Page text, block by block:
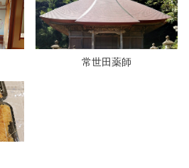
常世田薬師